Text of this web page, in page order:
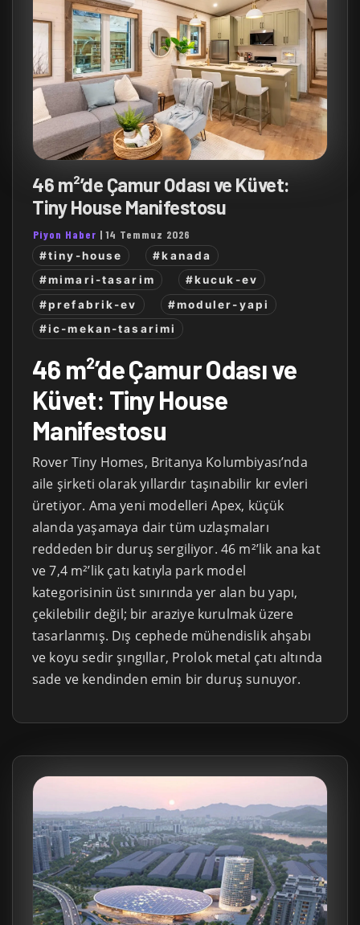
46 m²’de Çamur Odası ve Küvet:
Tiny House Manifestosu
Piyon Haber |14 Temmuz 2026
#tiny-house
#kanada
#mimari-tasarim
#kucuk-ev
#prefabrik-ev
#moduler-yapi
#ic-mekan-tasarimi
46 m²’de Çamur Odası ve
Küvet: Tiny House
Manifestosu
Rover Tiny Homes, Britanya Kolumbiyası’nda
aile şirketi olarak yıllardır taşınabilir kır evleri
üretiyor. Ama yeni modelleri Apex, küçük
alanda yaşamaya dair tüm uzlaşmaları
reddeden bir duruş sergiliyor. 46 m²’lik ana kat
ve 7,4 m²’lik çatı katıyla park model
kategorisinin üst sınırında yer alan bu yapı,
çekilebilir değil; bir araziye kurulmak üzere
tasarlanmış. Dış cephede mühendislik ahşabı
ve koyu sedir şıngıllar, Prolok metal çatı altında
sade ve kendinden emin bir duruş sunuyor.